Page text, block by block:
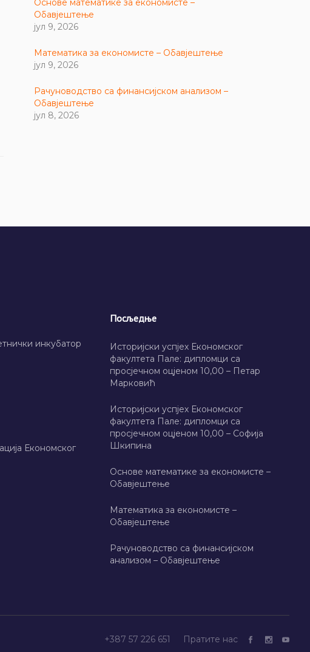
Основе математике за економисте –
Обавјештење
јул 9, 2026
Математика за економисте – Обавјештење
јул 9, 2026
Рачуноводство са финансијском анализом –
Обавјештење
јул 8, 2026
инкубатор
Економског
Посљедње
Историјски успјех Економског
факултета Пале: дипломци са
просјечном оцјеном 10,00 – Петар
Марковић
Историјски успјех Економског
факултета Пале: дипломци са
просјечном оцјеном 10,00 – Софија
Шкипина
Основе математике за економисте –
Обавјештење
Математика за економисте –
Обавјештење
Рачуноводство са финансијском
анализом – Обавјештење
+387 57 226 651 Пратите нас